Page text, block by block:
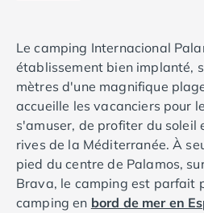
Camping Manche
Camping Mont Saint Michel
Camping Bretagne
Camping Côtes d'Armor
Camping Erquy
Camping Saint-Cast-le-
Camping Finistère
Camping Benodet
Camping Brest
Le camping Internacional
établissement bien implanté,
mètres d'une magnifique
accueille les vacanciers pour
s'amuser, de profiter du soleil
rives de la Méditerranée. À
pied du centre de Palamos,
Brava, le camping est parfait
camping en bord de mer en